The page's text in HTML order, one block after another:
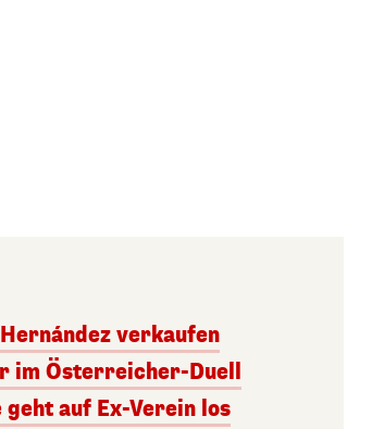
verkaufen
im Österreicher-Duell
auf Ex-Verein los